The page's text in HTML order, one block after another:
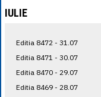
IULIE
Editia 8472 - 31.07
Editia 8471 - 30.07
Editia 8470 - 29.07
Editia 8469 - 28.07